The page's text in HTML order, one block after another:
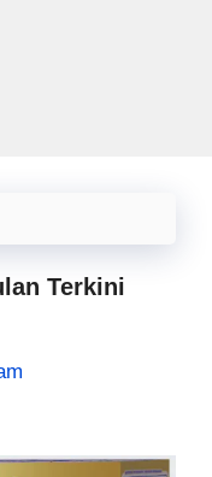
Terkini